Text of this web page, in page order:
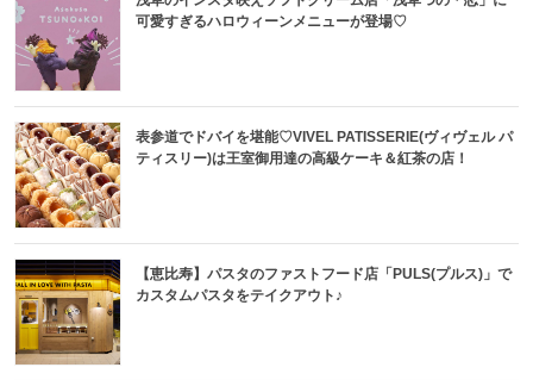
可愛すぎるハロウィーンメニューが登場♡
表参道でドバイを堪能♡VIVEL PATISSERIE(ヴィヴェル パ
ティスリー)は王室御用達の高級ケーキ＆紅茶の店！
【恵比寿】パスタのファストフード店「PULS(プルス)」で
カスタムパスタをテイクアウト♪